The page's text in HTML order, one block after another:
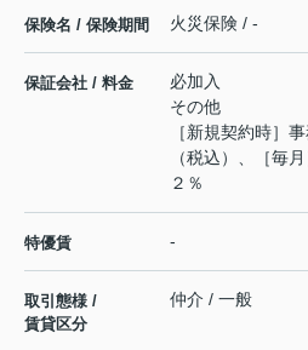
保険名 / 保険期間 火災保険 / -
保証会社 / 料金
必加入
その他
［新規契約時］
（税込）、［毎
２％
特優賃 -
取引態様 /
賃貸区分
仲介 / 一般